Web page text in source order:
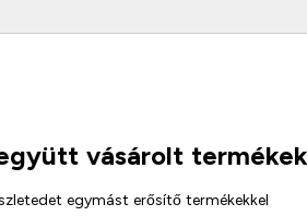
vásárolt termékek
egymást erősítő termékekkel